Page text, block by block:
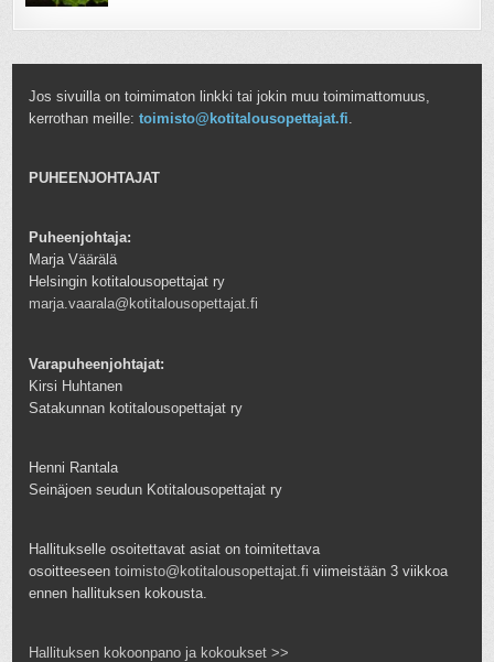
Jos sivuilla on toimimaton linkki tai jokin muu toimimattomuus,
kerrothan meille:toimisto@kotitalousopettajat.fi.
PUHEENJOHTAJAT
Puheenjohtaja:
Marja Väärälä
Helsingin kotitalousopettajat ry
marja.vaarala@kotitalousopettajat.fi
Varapuheenjohtajat:
Kirsi Huhtanen
Satakunnan kotitalousopettajat ry
Henni Rantala
Seinäjoen seudun Kotitalousopettajat ry
Hallitukselle osoitettavat asiat on toimitettava
osoitteeseentoimisto@kotitalousopettajat.fi viimeistään 3 viikkoa
ennen hallituksen kokousta.
Hallituksen kokoonpano ja kokoukset >>